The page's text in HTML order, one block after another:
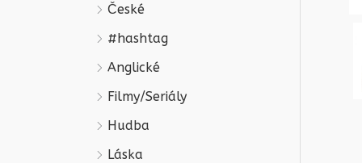
České
#hashtag
Anglické
Filmy/Seriály
Hudba
Láska